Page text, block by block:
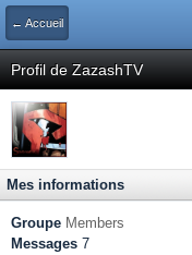
← Accueil
Profil de ZazashTV
Mes informations
Groupe Members
Messages 7